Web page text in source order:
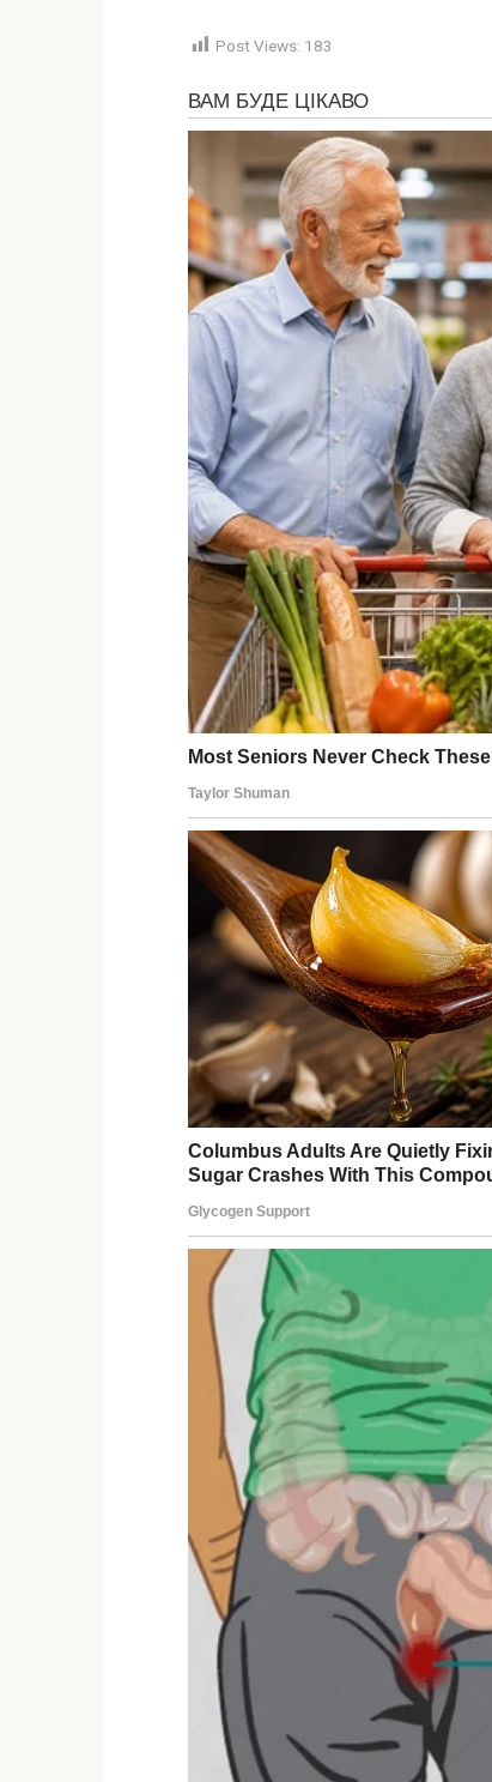
Post Views: 183